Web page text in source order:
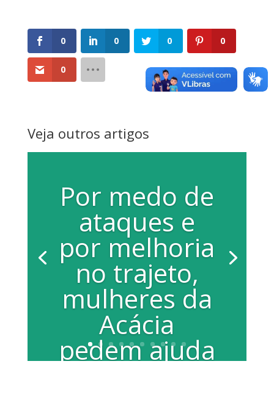
0 0 0 0
0
Veja outros artigos
Por medo de
ataques e
por melhoria
no trajeto,
mulheres da
Acácia
pedem ajuda